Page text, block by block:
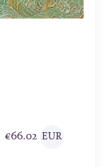
€66.02 EUR